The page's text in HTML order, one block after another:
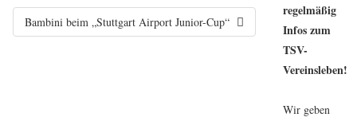
Bambini beim „Stuttgart Airport Junior-Cup“
regelmäßig
Infos zum
TSV-
Vereinsleben!
Wir geben